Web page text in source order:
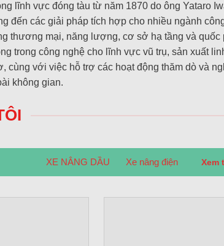
lĩnh vực đóng tàu từ năm 1870 do ông Yataro
đến các giải pháp tích hợp cho nhiều ngành
thương mại, năng lượng, cơ sở hạ tầng và quốc
trong công nghệ cho lĩnh vực vũ trụ, sản xuất
cùng với việc hỗ trợ các hoạt động thăm dò và
không gian.
XE NÂNG DẦU Xe nâng điện Xem